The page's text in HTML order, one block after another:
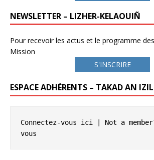
NEWSLETTER – LIZHER-KELAOUIÑ
Pour recevoir les actus et le programme
Mission
S'INSCRIRE
ESPACE ADHÉRENTS – TAKAD AN
Connectez-vous ici | Not a
vous